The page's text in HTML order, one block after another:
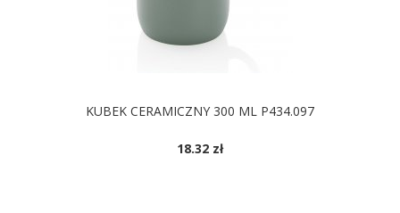
KUBEK CERAMICZNY 300 ML P434.097
18.32 zł